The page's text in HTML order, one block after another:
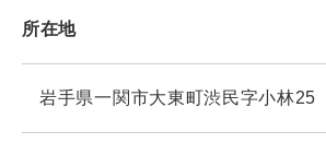
所在地
岩手県一関市大東町渋民字小林25